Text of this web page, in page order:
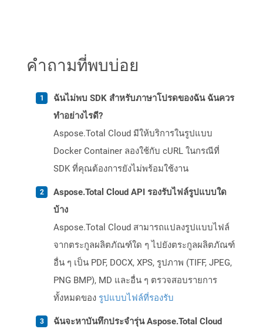
คำถามที่พบบ่อย
ฉันไม่พบ SDK สำหรับภาษาโปรดของฉัน ฉันควร
ทำอย่างไรดี?
Aspose.Total Cloud มีให้บริการในรูปแบบ
Docker Container ลองใช้กับ cURL ในกรณีที่
SDK ที่คุณต้องการยังไม่พร้อมใช้งาน
Aspose.Total Cloud API รองรับไฟล์รูปแบบใด
บ้าง
Aspose.Total Cloud สามารถแปลงรูปแบบไฟล์
จากตระกูลผลิตภัณฑ์ใด ๆ ไปยังตระกูลผลิตภัณฑ์
อื่น ๆ เป็น PDF, DOCX, XPS, รูปภาพ (TIFF, JPEG,
PNG BMP), MD และอื่น ๆ ตรวจสอบรายการ
ทั้งหมดของ รูปแบบไฟล์ที่รองรับ
ฉันจะหาบันทึกประจำรุ่น Aspose.Total Cloud